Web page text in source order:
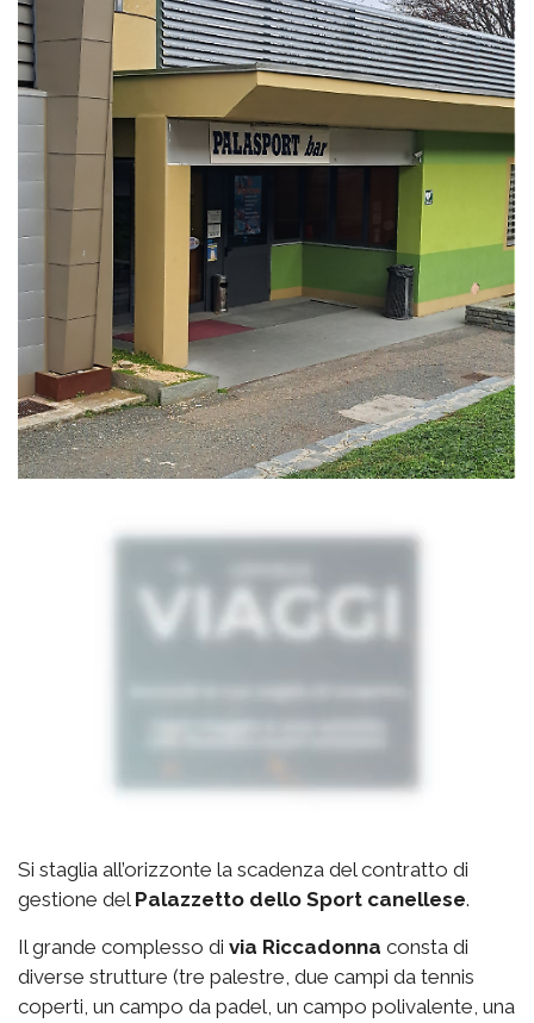
Si staglia all’orizzonte la scadenza del contratto di
gestione del Palazzetto dello Sport canellese.
Il grande complesso di via Riccadonna consta di
diverse strutture (tre palestre, due campi da tennis
coperti, un campo da padel, un campo polivalente, una